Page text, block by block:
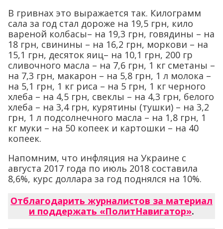
В гривнах это выражается так. Килограмм
сала за год стал дороже на 19,5 грн, кило
вареной колбасы– на 19,3 грн, говядины – на
18 грн, свинины – на 16,2 грн, моркови – на
15,1 грн, десяток яиц– на 10,1 грн, 200 гр
сливочного масла – на 7,6 грн, 1 кг сметаны –
на 7,3 грн, макарон – на 5,8 грн, 1 л молока –
на 5,1 грн, 1 кг риса – на 5 грн, 1 кг черного
хлеба – на 4,5 грн, свеклы – на 4,3 грн, белого
хлеба – на 3,4 грн, курятины (тушки) – на 3,2
грн, 1 л подсолнечного масла – на 1,8 грн, 1
кг муки – на 50 копеек и картошки – на 40
копеек.
Напомним, что инфляция на Украине с
августа 2017 года по июль 2018 составила
8,6%, курс доллара за год поднялся на 10%.
Отблагодарить журналистов за материал
и поддержать «ПолитНавигатор».